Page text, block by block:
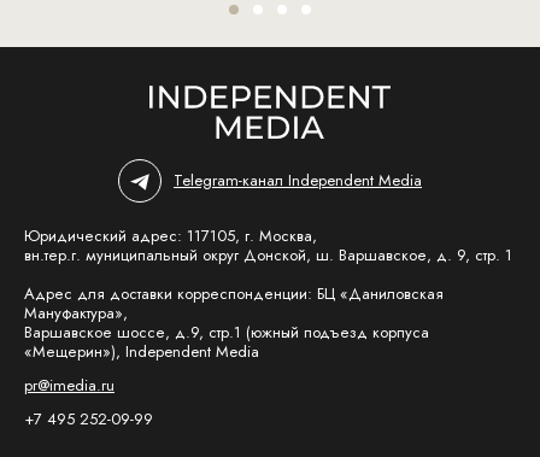
Telegram-канал Independent Media
Юридический адрес: 117105, г. Москва,
вн.тер.г. муниципальный округ Донской, ш. Варшавское, д. 9, стр. 1
Адрес для доставки корреспонденции: БЦ «Даниловская
Мануфактура»,
Варшавское шоссе, д.9, стр.1 (южный подъезд корпуса
«Мещерин»), Independent Media
pr@imedia.ru
+7 495 252-09-99